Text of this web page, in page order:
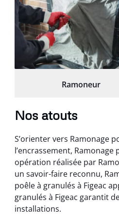
Ramoneur
Nos atouts
S’orienter vers Ramonage
l’encrassement,
opération réalisée par
un savoir-faire reconnu,
poêle à granulés à Figeac
granulés à Figeac garantit
installations.